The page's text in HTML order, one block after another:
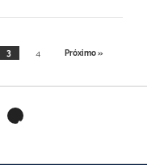
3 4 Próximo »